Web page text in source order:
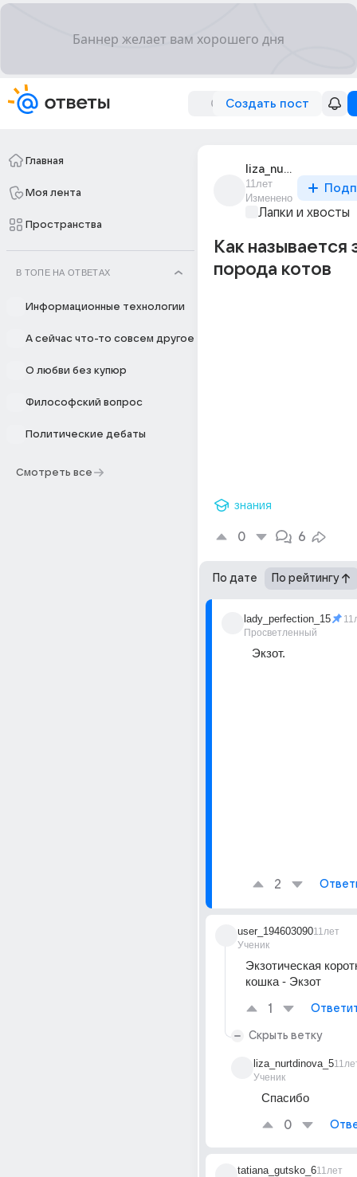
Создать пост
Главная
Моя лента
Пространства
В ТОПЕ НА ОТВЕТАХ
Информационные технологии
А сейчас что-то совсем другое
О любви без купюр
Философский вопрос
Политические дебаты
Смотреть все
liza_nurtdinova_5
11лет
Изменено
Лапки и хвосты
Как называется
порода котов
знания
0 6
По дате По рейтингу
lady_perfection_15
Просветленный
Экзот.
2
user_194603090
Ученик
11лет
Экзотическая
кошка - Экзот
1
Скрыть ветку
liza_nurtdinova_5
Ученик
Спасибо
0
tatiana_gutsko_611лет